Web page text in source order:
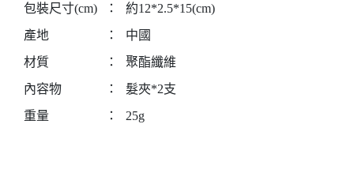
包裝尺寸(cm)
：
約12*2.5*15(cm)
產地
：
中國
材質
：
聚酯纖維
內容物
：
髮夾*2支
重量
： 25g